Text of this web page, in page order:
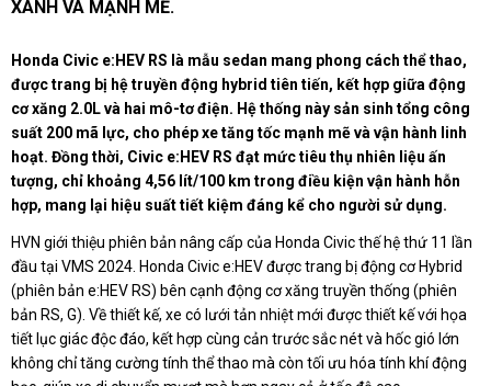
XANH VÀ MẠNH MẼ.
Honda Civic e:HEV RS là mẫu sedan mang phong cách thể thao,
được trang bị hệ truyền động hybrid tiên tiến, kết hợp giữa động
cơ xăng 2.0L và hai mô-tơ điện. Hệ thống này sản sinh tổng công
suất 200 mã lực, cho phép xe tăng tốc mạnh mẽ và vận hành linh
hoạt. Đồng thời, Civic e:HEV RS đạt mức tiêu thụ nhiên liệu ấn
tượng, chỉ khoảng 4,56 lít/100 km trong điều kiện vận hành hỗn
hợp, mang lại hiệu suất tiết kiệm đáng kể cho người sử dụng.
HVN giới thiệu phiên bản nâng cấp của Honda Civic thế hệ thứ 11 lần
đầu tại VMS 2024. Honda Civic e:HEV được trang bị động cơ Hybrid
(phiên bản e:HEV RS) bên cạnh động cơ xăng truyền thống (phiên
bản RS, G). Về thiết kế, xe có lưới tản nhiệt mới được thiết kế với họa
tiết lục giác độc đáo, kết hợp cùng cản trước sắc nét và hốc gió lớn
không chỉ tăng cường tính thể thao mà còn tối ưu hóa tính khí động